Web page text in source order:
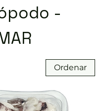
-
Ordenar